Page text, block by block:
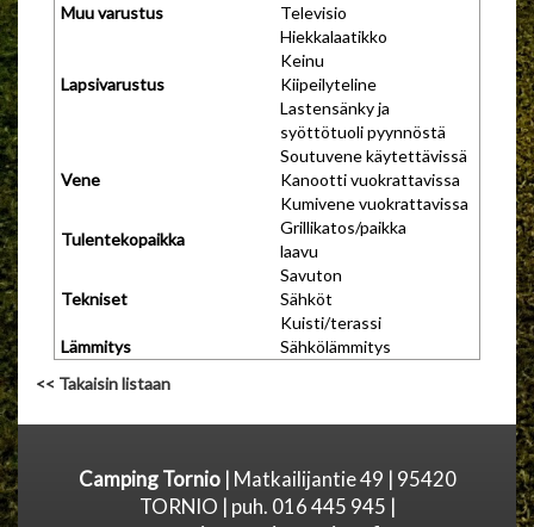
Muu varustus
Televisio
Lapsivarustus
Hiekkalaatikko
Keinu
Kiipeilyteline
Lastensänky ja
syöttötuoli pyynnöstä
Vene
Soutuvene käytettävissä
Kanootti vuokrattavissa
Kumivene vuokrattavissa
Tulentekopaikka
Grillikatos/paikka
laavu
Tekniset
Savuton
Sähköt
Kuisti/terassi
Lämmitys
Sähkölämmitys
<< Takaisin listaan
Camping Tornio| Matkailijantie 49 | 95420
TORNIO | puh. 016 445 945 |